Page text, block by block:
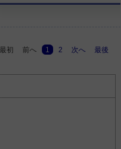
最初 前へ 1 2 次へ 最後